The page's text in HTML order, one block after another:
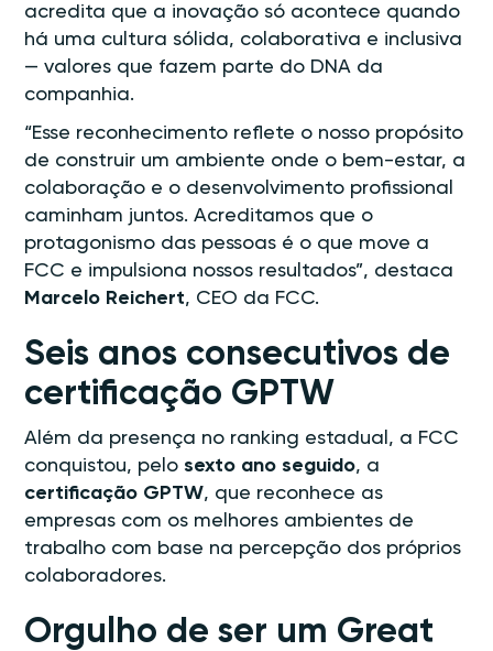
acredita que a inovação só acontece quando
há uma cultura sólida, colaborativa e inclusiva
— valores que fazem parte do DNA da
companhia.
“Esse reconhecimento reflete o nosso propósito
de construir um ambiente onde o bem-estar, a
colaboração e o desenvolvimento profissional
caminham juntos. Acreditamos que o
protagonismo das pessoas é o que move a
FCC e impulsiona nossos resultados”, destaca
Marcelo Reichert, CEO da FCC.
Seis anos consecutivos de
certificação GPTW
Além da presença no ranking estadual, a FCC
conquistou, pelosexto ano seguido, a
certificação GPTW, que reconhece as
empresas com os melhores ambientes de
trabalho com base na percepção dos próprios
colaboradores.
Orgulho de ser um Great